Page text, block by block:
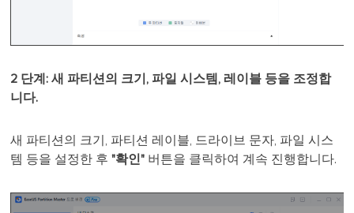
2 단계: 새 파티션의 크기, 파일 시스템, 레이블 등을 조정합
니다.
새 파티션의 크기, 파티션 레이블, 드라이브 문자, 파일 시스
템 등을 설정한 후"확인" 버튼을 클릭하여 계속 진행합니다.